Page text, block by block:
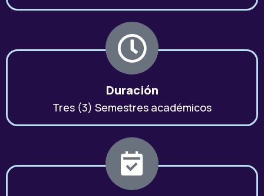
Duración
Tres (3) Semestres académicos